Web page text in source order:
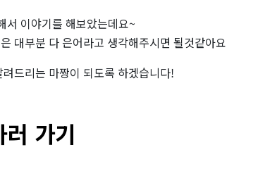
이야기를 해보았는데요~
대부분 다 은어라고 생각해주시면 될것같아요
드리는 마짱이 되도록 하겠습니다!
가기